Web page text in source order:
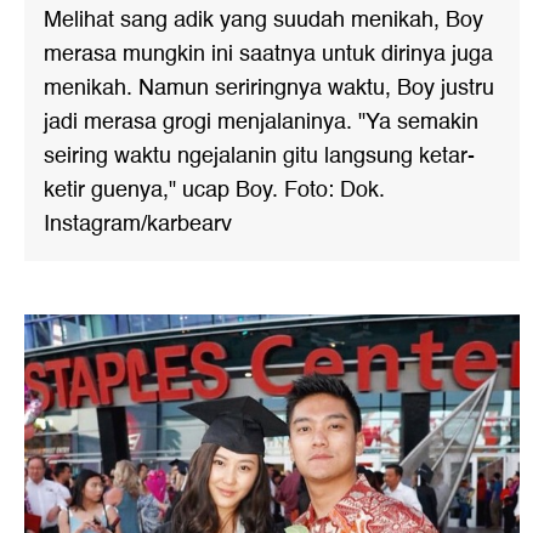
Melihat sang adik yang suudah menikah, Boy
merasa mungkin ini saatnya untuk dirinya juga
menikah. Namun seriringnya waktu, Boy justru
jadi merasa grogi menjalaninya. "Ya semakin
seiring waktu ngejalanin gitu langsung ketar-
ketir guenya," ucap Boy. Foto: Dok.
Instagram/karbearv